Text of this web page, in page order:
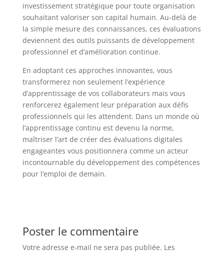
investissement stratégique pour toute organisation
souhaitant valoriser son capital humain. Au-delà de
la simple mesure des connaissances, ces évaluations
deviennent des outils puissants de développement
professionnel et d’amélioration continue.
En adoptant ces approches innovantes, vous
transformerez non seulement l’expérience
d’apprentissage de vos collaborateurs mais vous
renforcerez également leur préparation aux défis
professionnels qui les attendent. Dans un monde où
l’apprentissage continu est devenu la norme,
maîtriser l’art de créer des évaluations digitales
engageantes vous positionnera comme un acteur
incontournable du développement des compétences
pour l’emploi de demain.
Poster le commentaire
Votre adresse e-mail ne sera pas publiée. Les